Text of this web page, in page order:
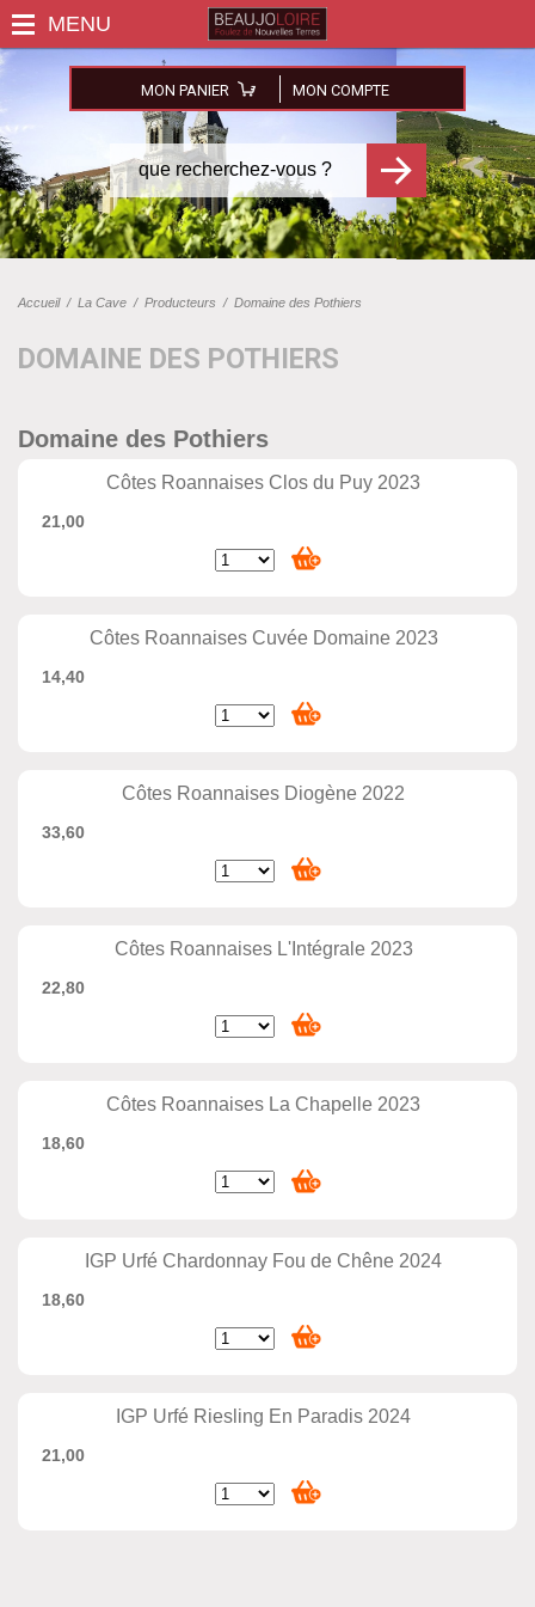
MON PANIER MON COMPTE
Accueil/ La Cave / Producteurs / Domaine des Pothiers
DOMAINE DES POTHIERS
Domaine des Pothiers
Côtes Roannaises Clos du Puy 2023
21,00
Côtes Roannaises Cuvée Domaine 2023
14,40
Côtes Roannaises Diogène 2022
33,60
Côtes Roannaises L'Intégrale 2023
22,80
Côtes Roannaises La Chapelle 2023
18,60
IGP Urfé Chardonnay Fou de Chêne 2024
18,60
IGP Urfé Riesling En Paradis 2024
21,00